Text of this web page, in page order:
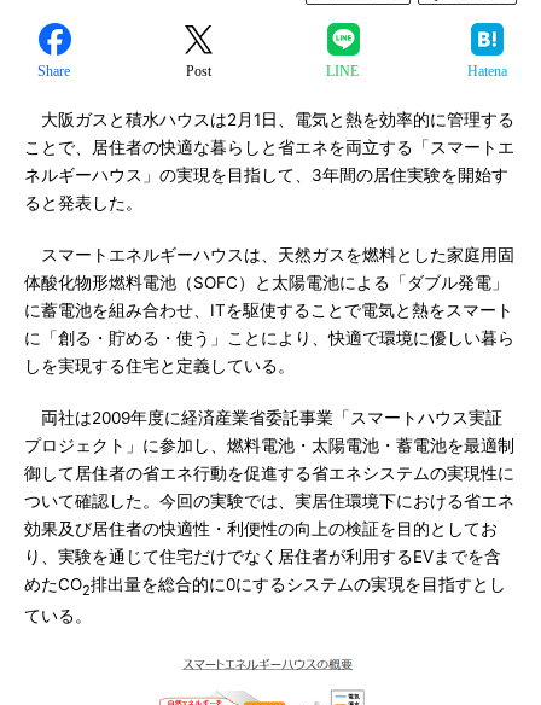
Share Post LINE Hatena
大阪ガスと積水ハウスは2月1日、電気と熱を効率的に管理する
ことで、居住者の快適な暮らしと省エネを両立する「スマートエ
ネルギーハウス」の実現を目指して、3年間の居住実験を開始す
ると発表した。
スマートエネルギーハウスは、天然ガスを燃料とした家庭用固
体酸化物形燃料電池（SOFC）と太陽電池による「ダブル発電」
に蓄電池を組み合わせ、ITを駆使することで電気と熱をスマート
に「創る・貯める・使う」ことにより、快適で環境に優しい暮ら
しを実現する住宅と定義している。
両社は2009年度に経済産業省委託事業「スマートハウス実証
プロジェクト」に参加し、燃料電池・太陽電池・蓄電池を最適制
御して居住者の省エネ行動を促進する省エネシステムの実現性に
ついて確認した。今回の実験では、実居住環境下における省エネ
効果及び居住者の快適性・利便性の向上の検証を目的としてお
り、実験を通じて住宅だけでなく居住者が利用するEVまでを含
めたCO2排出量を総合的に0にするシステムの実現を目指すとし
ている。